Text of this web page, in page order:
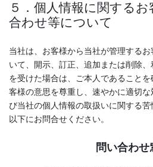
５．個人情報に関する
合わせ等について
当社は、お客様から当社が管理する
いて、開示、訂正、追加または削除
を受けた場合は、ご本人であること
客様の意思を尊重し、速やかに適切
び当社の個人情報の取扱いに関する苦
以下にお問合せください。
問い合わせ